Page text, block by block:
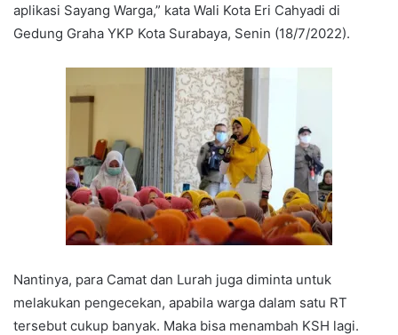
aplikasi Sayang Warga,” kata Wali Kota Eri Cahyadi di
Gedung Graha YKP Kota Surabaya, Senin (18/7/2022).
Nantinya, para Camat dan Lurah juga diminta untuk
melakukan pengecekan, apabila warga dalam satu RT
tersebut cukup banyak. Maka bisa menambah KSH lagi.